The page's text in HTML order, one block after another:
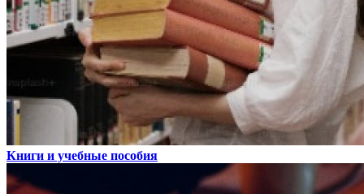
Книги и учебные пособия